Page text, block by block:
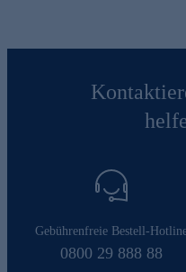
Gebührenfreie Bestell-
0800 29 888 88